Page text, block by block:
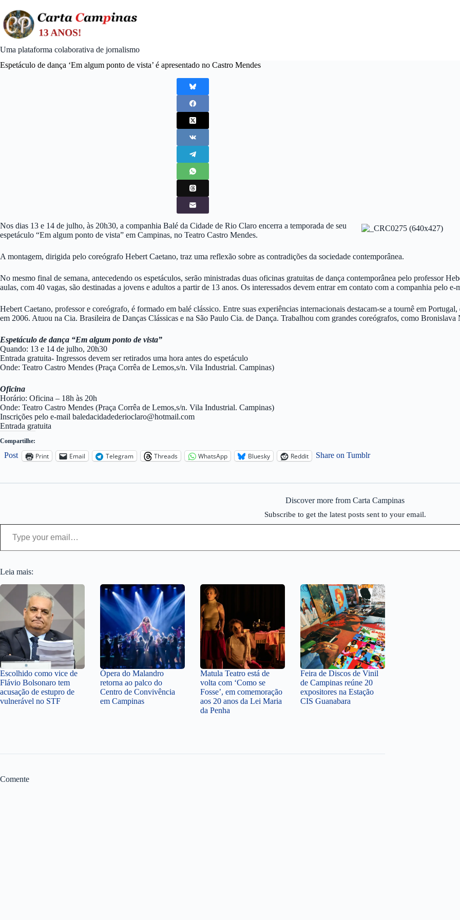
content
Uma plataforma colaborativa de jornalismo
Espetáculo de dança ‘Em algum ponto de vista’ é apresentado no Castro Mendes
Nos dias 13 e 14 de julho, às 20h30, a companhia Balé da Cidade de Rio Claro encerra a temporada de seu
espetáculo “Em algum ponto de vista” em Campinas, no Teatro Castro Mendes.
A montagem, dirigida pelo coreógrafo Hebert Caetano, traz uma reflexão sobre as contradições da sociedade contemporânea.
No mesmo final de semana, antecedendo os espetáculos, serão ministradas duas oficinas gratuitas de dança contemporânea pelo professor
aulas, com 40 vagas, são destinadas a jovens e adultos a partir de 13 anos. Os interessados devem entrar em contato com a companhia pelo e-
Hebert Caetano, professor e coreógrafo, é formado em balé clássico. Entre suas experiências internacionais destacam-se a tournê em
em 2006. Atuou na Cia. Brasileira de Danças Clássicas e na São Paulo Cia. de Dança. Trabalhou com grandes coreógrafos, como
Espetáculo de dança “Em algum ponto de vista”
Quando: 13 e 14 de julho, 20h30
Entrada gratuita- Ingressos devem ser retirados uma hora antes do espetáculo
Onde: Teatro Castro Mendes (Praça Corrêa de Lemos,s/n. Vila Industrial. Campinas)
Oficina
Horário: Oficina – 18h às 20h
Onde: Teatro Castro Mendes (Praça Corrêa de Lemos,s/n. Vila Industrial. Campinas)
Inscrições pelo e-mail baledacidadederioclaro@hotmail.com
Entrada gratuita
Compartilhe:
Post Print Email Telegram Threads WhatsApp Bluesky Reddit Share on Tumblr
Discover more from Carta Campinas
Subscribe to get the latest posts sent to your email.
Type your email…
Leia mais:
Escolhido como vice de
Flávio Bolsonaro tem
acusação de estupro de
vulnerável no STF
Ópera do Malandro
retorna ao palco do
Centro de Convivência
em Campinas
Matula Teatro está de
volta com ‘Como se
Fosse’, em comemoração
aos 20 anos da Lei Maria
da Penha
Feira de Discos de Vinil
de Campinas reúne 20
expositores na Estação
CIS Guanabara
Comente